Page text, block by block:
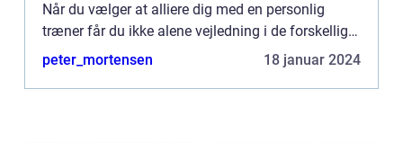
Når du vælger at alliere dig med en personlig
træner får du ikke alene vejledning i de forskellige
øvelser således at du kan udføre eksempelvis
peter_mortensen 18 januar 2024